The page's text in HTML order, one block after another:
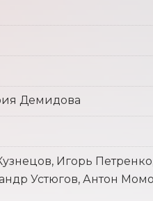
Демидова
Игорь
Устюгов, Антон